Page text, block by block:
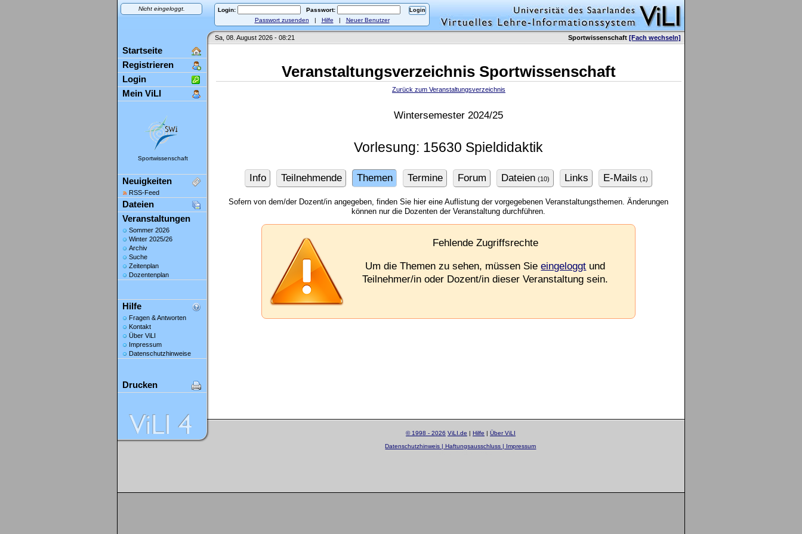
Nicht eingeloggt. Login:
Passwort:
Passwort zusenden | Hilfe | Neuer Benutzer
Sa, 08. August 2026 - 08:21 Sportwissenschaft [Fach wechseln]
Startseite
Registrieren
Login
Mein ViLI
Sportwissenschaft
Neuigkeiten
RSS-Feed
Dateien
Veranstaltungen
Sommer 2026
Winter 2025/26
Archiv
Suche
Zeitenplan
Dozentenplan
Hilfe
Fragen & Antworten
Kontakt
Über ViLI
Impressum
Datenschutzhinweise
Drucken
Veranstaltungsverzeichnis Sportwissenschaft
Zurück zum Veranstaltungsverzeichnis
Wintersemester 2024/25
Vorlesung: 15630 Spieldidaktik
Info Teilnehmende Themen Termine Forum Dateien (10) Links E-Mails (1)
Sofern von dem/der Dozent/in angegeben, finden Sie hier eine Auflistung der vorgegebenen Veranstaltungsthemen. Änderungen
können nur die Dozenten der Veranstaltung durchführen.
Fehlende Zugriffsrechte
Um die Themen zu sehen, müssen Sieeingeloggt und
Teilnehmer/in oder Dozent/in dieser Veranstaltung sein.
© 1998 - 2026 ViLI.de | Hilfe | Über ViLI
Datenschutzhinweis | Haftungsausschluss | Impressum